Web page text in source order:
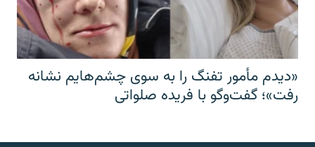
«دیدم مأمور تفنگ را به سوی چشم‌هایم نشانه
رفت»؛ گفت‌و‌گو با فریده صلواتی